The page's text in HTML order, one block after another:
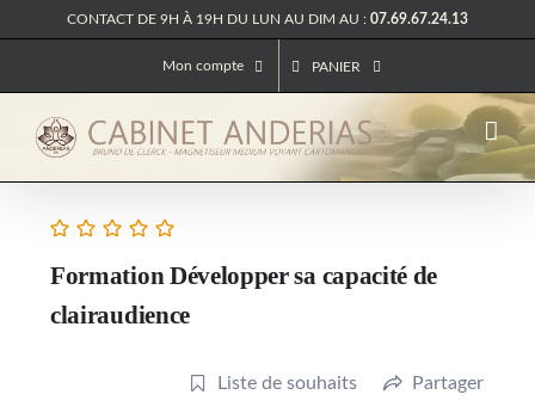
CONTACT DE 9H À 19H DU LUN AU DIM AU : 07.69.67.24.13
Mon compte PANIER
Formation Développer sa capacité de
clairaudience
Liste de souhaits Partager